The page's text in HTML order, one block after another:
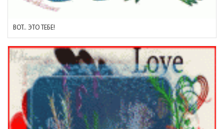
ВОТ.. ЭТО ТЕБЕ!